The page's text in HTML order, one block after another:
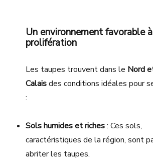
Un environnement favorable
prolifération
Les taupes trouvent dans le Nord
Calaisdes conditions idéales pour
:
Sols humides et riches: Ces sols,
caractéristiques de la région, sont
abriter les taupes.